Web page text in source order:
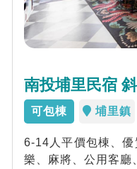
南投埔里民宿
可包棟 埔里鎮
6-14人平價包棟、
樂、麻將、公用客廳